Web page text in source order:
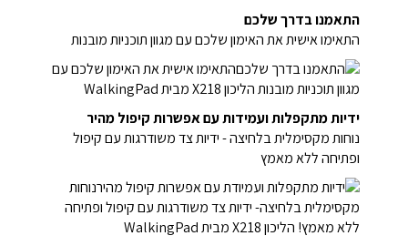
התאמנו בדרך שלכם
התאימו אישית את האימון שלכם עם מגוון תוכניות מובנות
ידיות מתקפלות ועמידות עם אפשרות קיפול מהיר
נוחות מקסימלית בלחיצה - ידיות צד משודרגות עם קיפול
ופתיחה ללא מאמץ